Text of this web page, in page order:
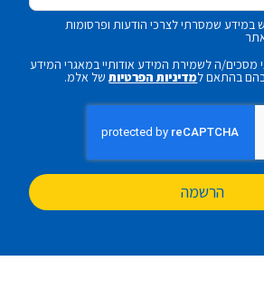
שמסרתי לצרכי הודעות ופרסומות
מסכים/ה לשמירת המידע אודותיי במאגרי המידע
בהתאם למדיניות הפרטיותשל אלמ.
הרשמה